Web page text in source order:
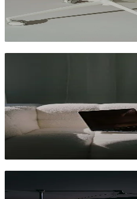
Raoul
Luuk Disveld
gebruiken